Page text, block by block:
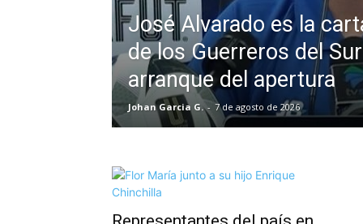
José Alvarado es la
de los Guerreros del
arranque del apertura
Johan Garcia G. - 7 de agosto de 2026